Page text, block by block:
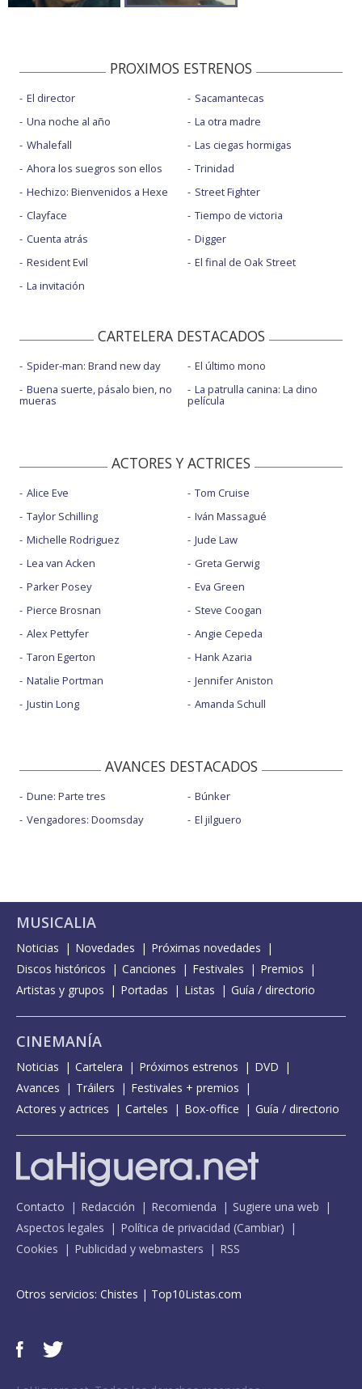
PROXIMOS ESTRENOS
El director
Una noche al año
Whalefall
Ahora los suegros son ellos
Hechizo: Bienvenidos a Hexe
Clayface
Cuenta atrás
Resident Evil
La invitación
Sacamantecas
La otra madre
Las ciegas hormigas
Trinidad
Street Fighter
Tiempo de victoria
Digger
El final de Oak Street
CARTELERA DESTACADOS
Spider-man: Brand new day
Buena suerte, pásalo bien, no
mueras
El último mono
La patrulla canina: La dino
película
ACTORES Y ACTRICES
Alice Eve
Taylor Schilling
Michelle Rodriguez
Lea van Acken
Parker Posey
Pierce Brosnan
Alex Pettyfer
Taron Egerton
Natalie Portman
Justin Long
Tom Cruise
Iván Massagué
Jude Law
Greta Gerwig
Eva Green
Steve Coogan
Angie Cepeda
Hank Azaria
Jennifer Aniston
Amanda Schull
AVANCES DESTACADOS
Dune: Parte tres
Vengadores: Doomsday
Búnker
El jilguero
MUSICALIA
Noticias Novedades
Próximas novedades
Discos históricos
Canciones Festivales
Premios
Artistas y grupos
Portadas Listas Guía / directorio
CINEMANÍA
Noticias Cartelera Próximos estrenos
DVD
Avances
Tráilers
Festivales + premios
Actores y actrices
Carteles Box-office Guía / directorio
Contacto Redacción Recomienda
Sugiere una web
Aspectos legales
Política de privacidad (Cambiar)
Cookies
Publicidad y webmasters RSS
Otros servicios: Chistes | Top10Listas.com